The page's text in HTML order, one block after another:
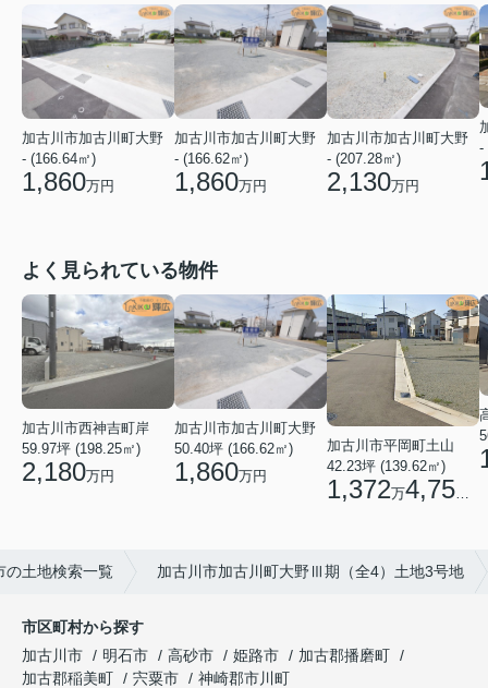
加古川市加古川町大野
- (166.64㎡)
1,860万円
加古川市加古川町大野
- (166.62㎡)
1,860万円
加古川市加古川町大野
- (207.28㎡)
2,130万円
-
よく見られている物件
加古川市西神吉町岸
59.97坪 (198.25㎡)
2,180万円
加古川市加古川町大野
50.40坪 (166.62㎡)
1,860万円
加古川市平岡町土山
42.23坪 (139.62㎡)
1,372万4,750
の土地検索一覧 加古川市加古川町大野Ⅲ期（全4）土地3号地
市区町村から探す
加古川市
明石市 高砂市 姫路市
加古郡播磨町
加古郡稲美町
宍粟市
神崎郡市川町